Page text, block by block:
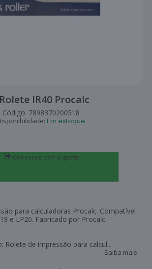
Rolete IR40 Procalc
Código: 7898370200518
Em estoque
Converse com a gente
para calculadoras Procalc. Compatível
e LP20. Fabricado por Procalc.
Rolete de impressão para calcul...
Saiba mais